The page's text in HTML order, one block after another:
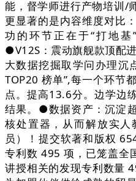
能，督学师进行产物培训/
更显著的是内容维度对比
功的环节正在于“打地基
●V12S：震动旗舰款顶配
大数据挖掘取学问办理沉
TOP20 榜单”,每一个环节
点。提高13.6分。边学边
结果。●数据资产：沉淀
核处置器，从而解放实
员）！提交软著和版权
专利数 495 项，已笼盖全
讲授相关的发现专利数量